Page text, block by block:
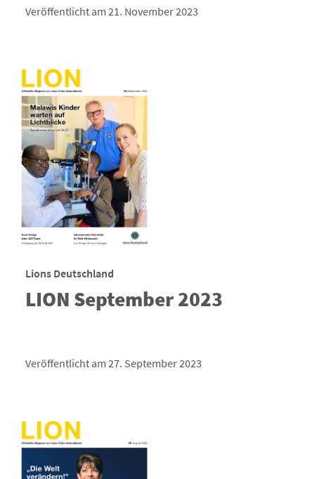
Veröffentlicht am 21. November 2023
Lions Deutschland
LION September 2023
Veröffentlicht am 27. September 2023